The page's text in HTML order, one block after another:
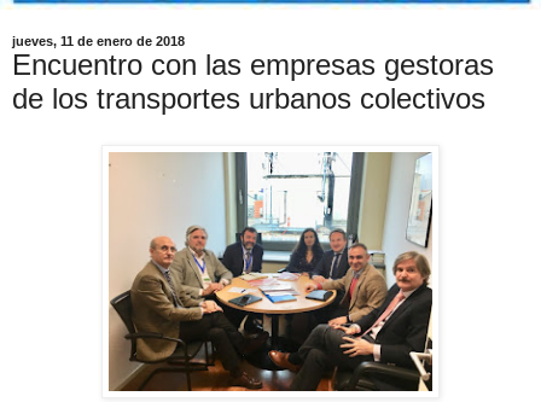
jueves, 11 de enero de 2018
Encuentro con las empresas gestoras
de los transportes urbanos colectivos